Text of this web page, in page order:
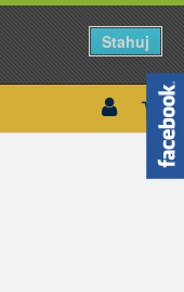
Stahuj